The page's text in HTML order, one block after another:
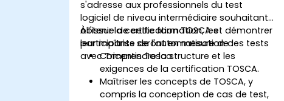
s'adresse aux professionnels du test
logiciel de niveau intermédiaire souhaitant
obtenir la certification TOSCA et démontrer
leur maîtrise de l'automatisation des tests
avec Tricentis Tosca.
À l'issue de cette formation, les
participants seront en mesure de :
Comprendre la structure et les
exigences de la certification TOSCA.
Maîtriser les concepts de TOSCA, y
compris la conception de cas de test,